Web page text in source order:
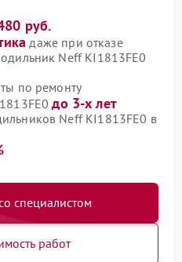
руб.
даже при отказе
Neff KI1813FE0
по ремонту
до 3-х лет
Neff KI1813FE0 в
специалистом
работ